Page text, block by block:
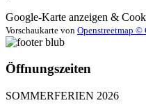
Google-Karte anzeigen &
Vorschaukarte von Openstreetmap
Öffnungszeiten
SOMMERFERIEN 2026